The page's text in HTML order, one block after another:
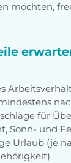
möchten,
für
Sonn- und
Urlaub (je